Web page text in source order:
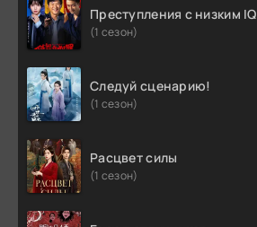
Преступления с низким IQ
(1 сезон)
Следуй сценарию!
(1 сезон)
Расцвет силы
(1 сезон)